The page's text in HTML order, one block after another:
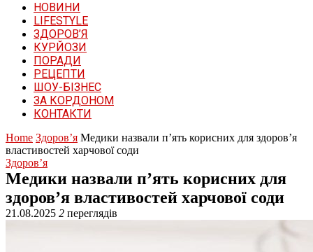
НОВИНИ
LIFESTYLE
ЗДОРОВ’Я
КУРЙОЗИ
ПОРАДИ
РЕЦЕПТИ
ШОУ-БІЗНЕС
ЗА КОРДОНОМ
КОНТАКТИ
Home Здоров’я Медики назвали п’ять корисних для здоров’я
властивостей харчової соди
Здоров’я
Медики назвали п’ять корисних для
здоров’я властивостей харчової соди
21.08.2025 2 переглядів